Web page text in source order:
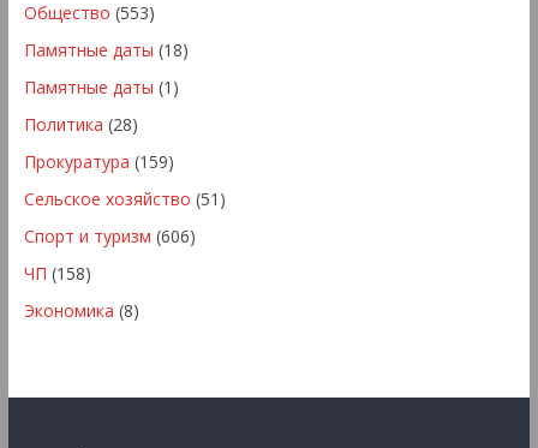
Общество (553)
Памятные даты (18)
Памятные даты (1)
Политика (28)
Прокуратура (159)
Сельское хозяйство (51)
Спорт и туризм (606)
ЧП (158)
Экономика (8)